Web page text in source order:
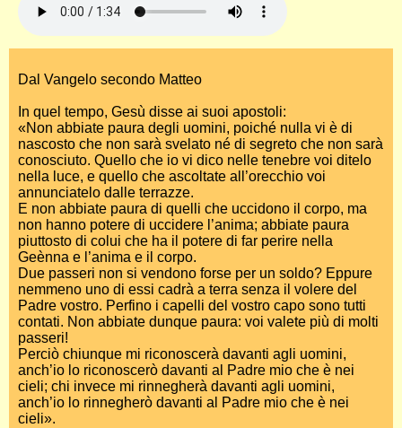
Dal Vangelo secondo Matteo
In quel tempo, Gesù disse ai suoi apostoli:
«Non abbiate paura degli uomini, poiché nulla vi è di
nascosto che non sarà svelato né di segreto che non sarà
conosciuto. Quello che io vi dico nelle tenebre voi ditelo
nella luce, e quello che ascoltate all’orecchio voi
annunciatelo dalle terrazze.
E non abbiate paura di quelli che uccidono il corpo, ma
non hanno potere di uccidere l’anima; abbiate paura
piuttosto di colui che ha il potere di far perire nella
Geènna e l’anima e il corpo.
Due passeri non si vendono forse per un soldo? Eppure
nemmeno uno di essi cadrà a terra senza il volere del
Padre vostro. Perfino i capelli del vostro capo sono tutti
contati. Non abbiate dunque paura: voi valete più di molti
passeri!
Perciò chiunque mi riconoscerà davanti agli uomini,
anch’io lo riconoscerò davanti al Padre mio che è nei
cieli; chi invece mi rinnegherà davanti agli uomini,
anch’io lo rinnegherò davanti al Padre mio che è nei
cieli».